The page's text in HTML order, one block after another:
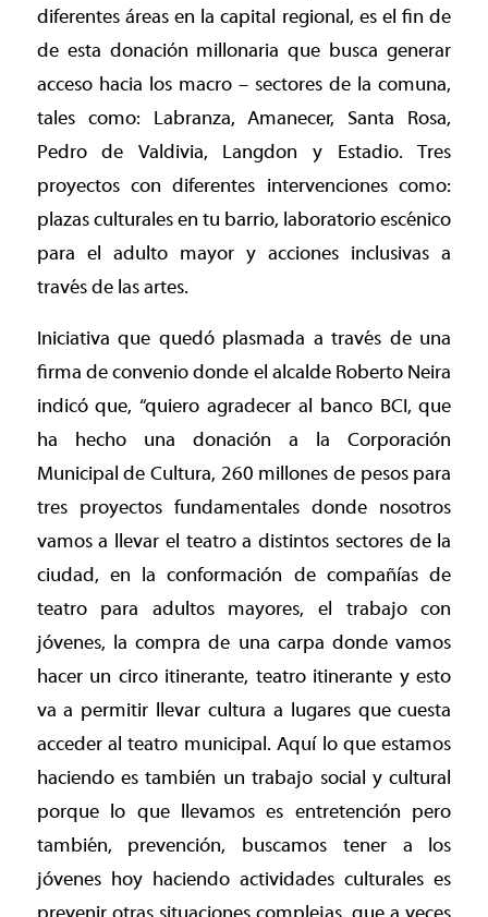
diferentes áreas en la capital regional, es el fin de
de esta donación millonaria que busca generar
acceso hacia los macro – sectores de la comuna,
tales como: Labranza, Amanecer, Santa Rosa,
Pedro de Valdivia, Langdon y Estadio. Tres
proyectos con diferentes intervenciones como:
plazas culturales en tu barrio, laboratorio escénico
para el adulto mayor y acciones inclusivas a
través de las artes.
Iniciativa que quedó plasmada a través de una
firma de convenio donde el alcalde Roberto Neira
indicó que, “quiero agradecer al banco BCI, que
ha hecho una donación a la Corporación
Municipal de Cultura, 260 millones de pesos para
tres proyectos fundamentales donde nosotros
vamos a llevar el teatro a distintos sectores de la
ciudad, en la conformación de compañías de
teatro para adultos mayores, el trabajo con
jóvenes, la compra de una carpa donde vamos
hacer un circo itinerante, teatro itinerante y esto
va a permitir llevar cultura a lugares que cuesta
acceder al teatro municipal. Aquí lo que estamos
haciendo es también un trabajo social y cultural
porque lo que llevamos es entretención pero
también, prevención, buscamos tener a los
jóvenes hoy haciendo actividades culturales es